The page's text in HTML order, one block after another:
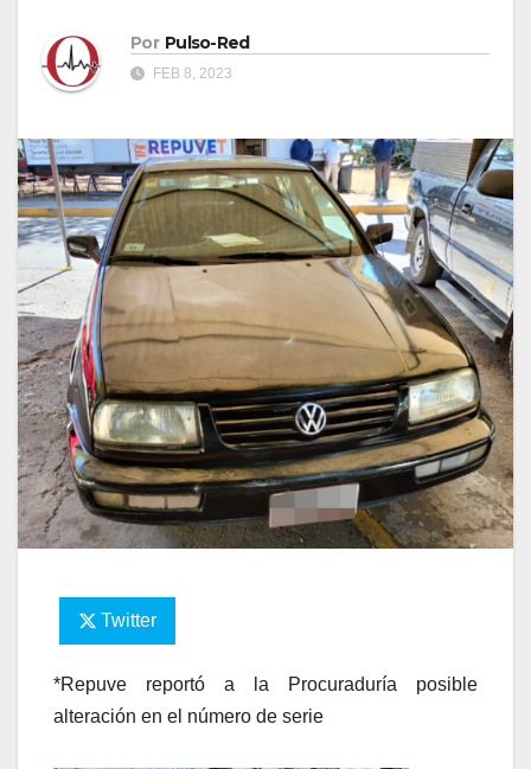
Por Pulso-Red
FEB 8, 2023
Twitter
*Repuve reportó a la Procuraduría posible
alteración en el número de serie